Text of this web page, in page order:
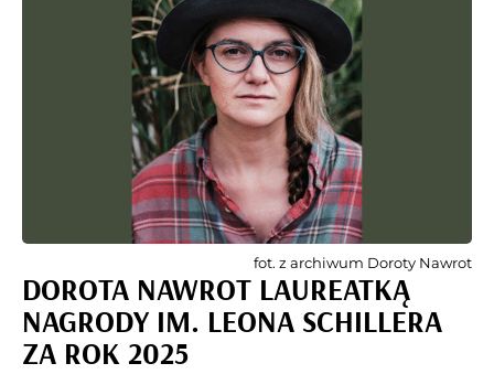
DOROTA NAWROT LAUREATKĄ
NAGRODY IM. LEONA SCHILLERA
ZA ROK 2025
fot. z archiwum Doroty Nawrot